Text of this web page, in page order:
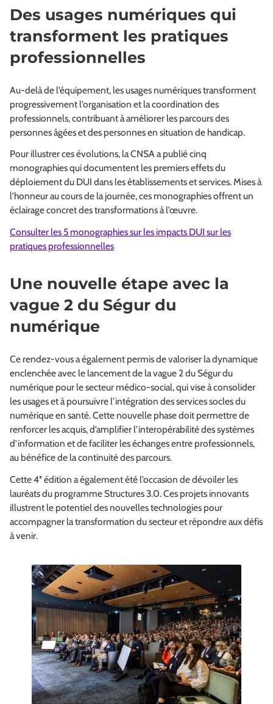
Des usages numériques qui
transforment les pratiques
professionnelles
Au-delà de l’équipement, les usages numériques transforment
progressivement l’organisation et la coordination des
professionnels, contribuant à améliorer les parcours des
personnes âgées et des personnes en situation de handicap.
Pour illustrer ces évolutions, la CNSA a publié cinq
monographies qui documentent les premiers effets du
déploiement du DUI dans les établissements et services. Mises à
l’honneur au cours de la journée, ces monographies offrent un
éclairage concret des transformations à l’œuvre.
Consulter les 5 monographies sur les impacts DUI sur les
pratiques professionnelles
Une nouvelle étape avec la
vague 2 du Ségur du
numérique
Ce rendez-vous a également permis de valoriser la dynamique
enclenchée avec le lancement de la vague 2 du Ségur du
numérique pour le secteur médico‑social, qui vise à consolider
les usages et à poursuivre l’intégration des services socles du
numérique en santé. Cette nouvelle phase doit permettre de
renforcer les acquis, d’amplifier l’interopérabilité des systèmes
d’information et de faciliter les échanges entre professionnels,
au bénéfice de la continuité des parcours.
Cette 4ᵉ édition a également été l’occasion de dévoiler les
lauréats du programme Structures 3.0. Ces projets innovants
illustrent le potentiel des nouvelles technologies pour
accompagner la transformation du secteur et répondre aux défis
à venir.